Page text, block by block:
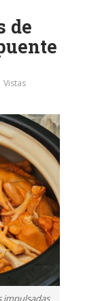
de
Vistas
impulsadas